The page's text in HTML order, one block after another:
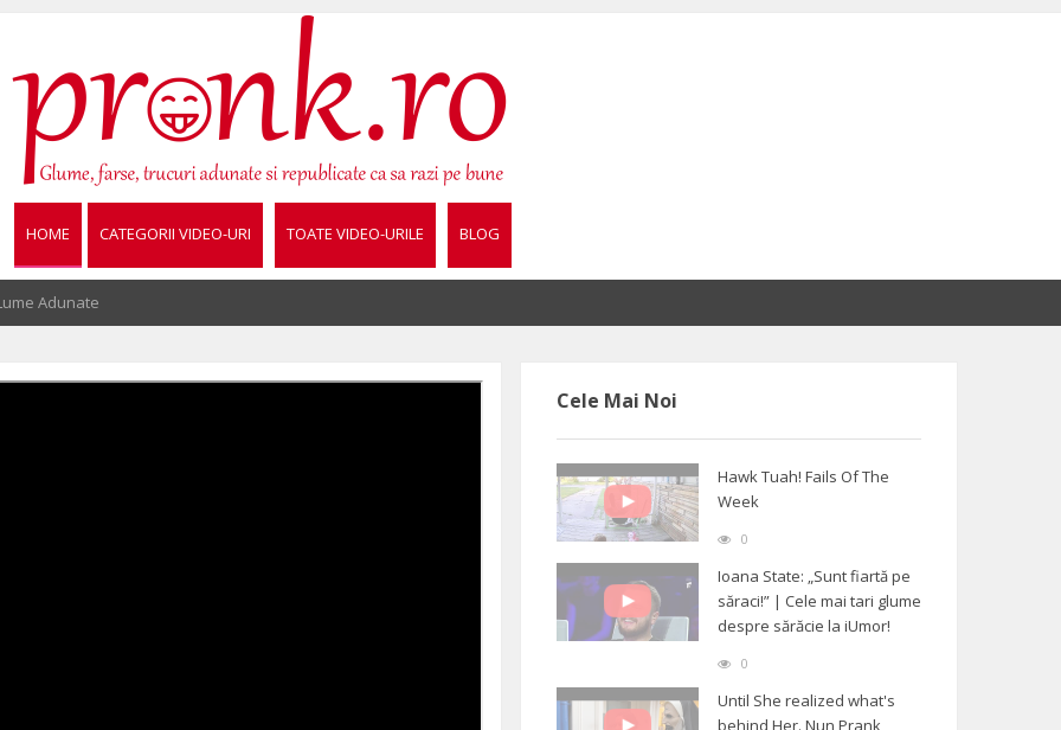
HOME CATEGORII VIDEO-URI TOATE VIDEO-URILE BLOG
Adunate
Cele Mai Noi
Hawk Tuah! Fails Of The
Week
0
Ioana State: „Sunt fiartă pe
săraci!” | Cele mai tari glume
despre sărăcie la iUmor!
0
Until She realized what's
behind Her. Nun Prank